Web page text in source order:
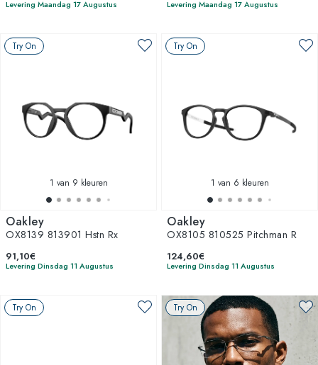
Levering Maandag 17 Augustus Levering Maandag 17 Augustus
Try On
1 van 9 kleuren
Oakley
OX8139 813901 Hstn Rx
91,10€
Levering Dinsdag 11 Augustus
Try On
1 van 6 kleuren
Oakley
OX8105 810525 Pitchman R
124,60€
Levering Dinsdag 11 Augustus
Try On Try On